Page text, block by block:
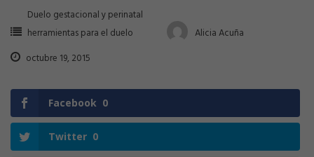
Duelo gestacional y perinatal
herramientas para el duelo
Alicia Acuña
octubre 19, 2015
Facebook 0
Twitter 0